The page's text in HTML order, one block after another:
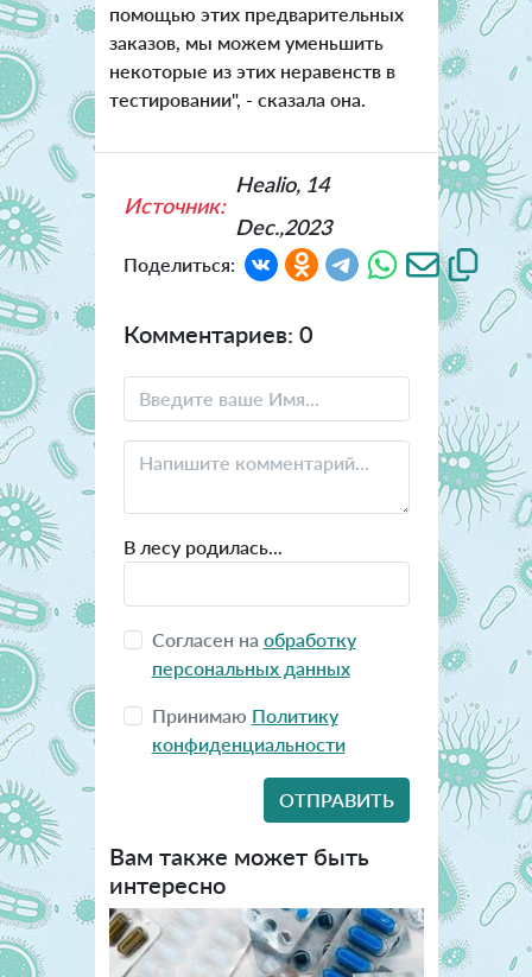
помощью этих предварительных
заказов, мы можем уменьшить
некоторые из этих неравенств в
тестировании", - сказала она.
Источник:
Healio, 14
Dec.,2023
Поделиться:
Комментариев: 0
В лесу родилась...
Согласен на обработку
персональных данных
Принимаю Политику
конфиденциальности
Вам также может быть
интересно